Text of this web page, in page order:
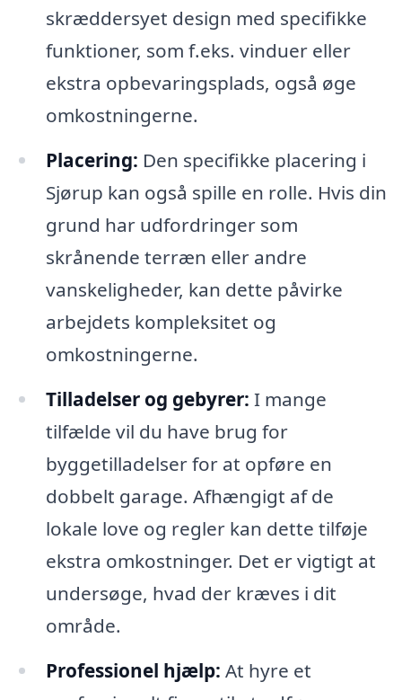
skræddersyet design med specifikke
funktioner, som f.eks. vinduer eller
ekstra opbevaringsplads, også øge
omkostningerne.
Placering: Den specifikke placering i
Sjørup kan også spille en rolle. Hvis din
grund har udfordringer som
skrånende terræn eller andre
vanskeligheder, kan dette påvirke
arbejdets kompleksitet og
omkostningerne.
Tilladelser og gebyrer: I mange
tilfælde vil du have brug for
byggetilladelser for at opføre en
dobbelt garage. Afhængigt af de
lokale love og regler kan dette tilføje
ekstra omkostninger. Det er vigtigt at
undersøge, hvad der kræves i dit
område.
Professionel hjælp: At hyre et